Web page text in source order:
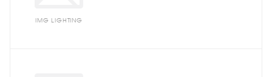
IMG LIGHTING